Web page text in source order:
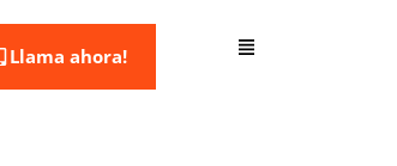
Llama ahora!